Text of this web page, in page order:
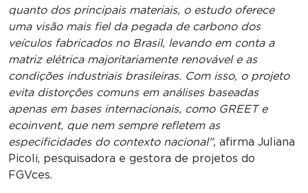
quanto dos principais materiais, o estudo oferece
uma visão mais fiel da pegada de carbono dos
veículos fabricados no Brasil, levando em conta a
matriz elétrica majoritariamente renovável e as
condições industriais brasileiras. Com isso, o projeto
evita distorções comuns em análises baseadas
apenas em bases internacionais, como GREET e
ecoinvent, que nem sempre refletem as
especificidades do contexto nacional", afirma Juliana
Picoli, pesquisadora e gestora de projetos do
FGVces.